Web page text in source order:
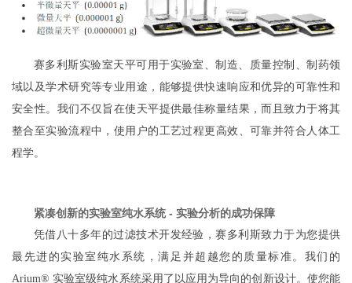
赛多利斯实验室天平可用于实验室、制造、质量控制、制药领
域以及学术研究等专业用途，能够提供快速响应和优异的可靠性和
安全性。我们不仅旨在使天平提供最佳称量结果，而且致力于将其
整合至实验流程中，使用户的工艺过程更高效、可靠并符合人体工
程学。
紧凑创新的实验室纯水系统 - 实验分析的成功保障
凭借八十多年的过滤技术开发经验，赛多利斯致力于为您提供
最先进的实验室纯水系统，满足并超越您的质量标准。我们的
Arium® 实验室级纯水系统采用了以应用为导向的创新设计。使您能